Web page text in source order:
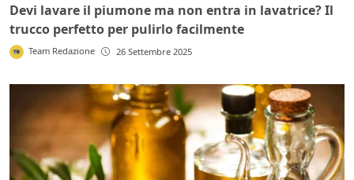
Devi lavare il piumone ma non entra in lavatrice? Il
trucco perfetto per pulirlo facilmente
Team Redazione 26 Settembre 2025